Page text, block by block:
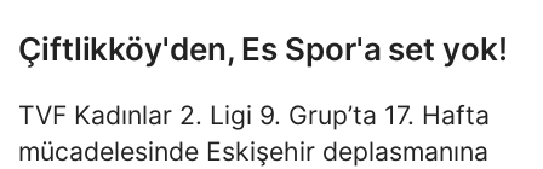
Çiftlikköy'den, Es Spor'a set yok!
TVF Kadınlar 2. Ligi 9. Grup’ta 17. Hafta
mücadelesinde Eskişehir deplasmanına